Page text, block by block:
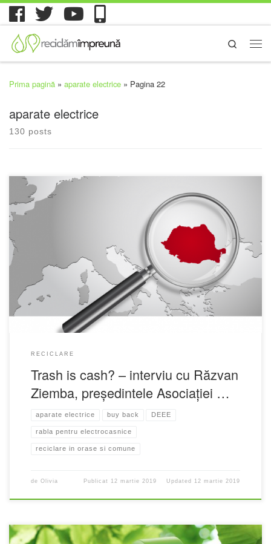
Search
Prima pagină » aparate electrice » Pagina 22
aparate electrice
130 posts
RECICLARE
Trash is cash? – interviu cu Răzvan
Ziemba, președintele Asociației …
aparate electrice buy back DEEE
rabla pentru electrocasnice
reciclare in orase si comune
de Olivia Publicat 12 martie 2019 Updated 12 martie 2019